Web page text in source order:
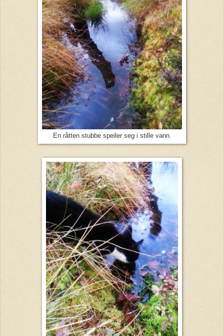
En råtten stubbe speiler seg i stille vann.